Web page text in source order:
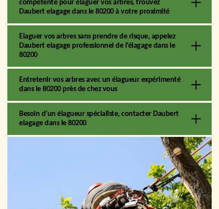
compétente pour élaguer vos arbres, trouvez
Daubert elagage dans le 80200 à votre proximité
Elaguer vos arbres sans prendre de risque, appelez
Daubert elagage professionnel de l’élagage dans le
80200
Entretenir vos arbres avec un élagueur expérimenté
dans le 80200 près de chez vous
Besoin d’un élagueur spécialiste, contacter Daubert
elagage dans le 80200